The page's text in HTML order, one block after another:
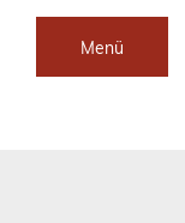
Menü